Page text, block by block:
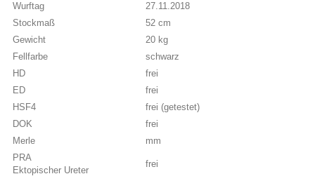
Wurftag
27.11.2018
Stockmaß
52 cm
Gewicht
20 kg
Fellfarbe
schwarz
HD
frei
ED
frei
HSF4
frei (getestet)
DOK
frei
Merle
mm
PRA
Ektopischer Ureter
frei